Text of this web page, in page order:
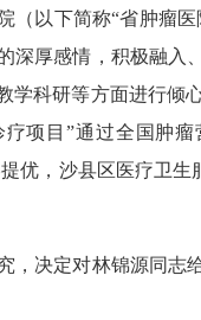
以下简称“省肿瘤医
深厚感情，积极融入
学科研等方面进行倾
项目”通过全国肿
优，沙县区医疗卫
决定对林锦源同志